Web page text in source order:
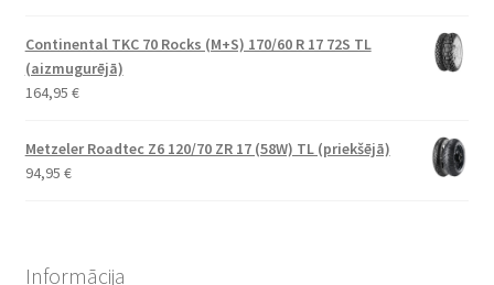
Continental TKC 70 Rocks (M+S) 170/60 R 17 72S TL
(aizmugurējā)
164,95 €
Metzeler Roadtec Z6 120/70 ZR 17 (58W) TL (priekšējā)
94,95 €
Informācija